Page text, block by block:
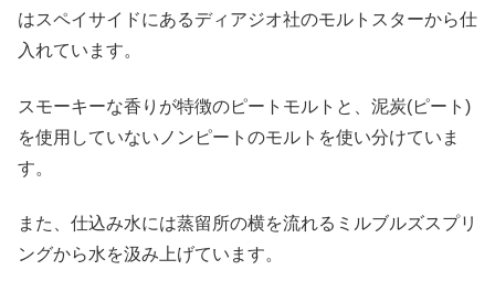
はスペイサイドにあるディアジオ社のモルトスターから仕
入れています。
スモーキーな香りが特徴のピートモルトと、泥炭(ピート)
を使用していないノンピートのモルトを使い分けていま
す。
また、仕込み水には蒸留所の横を流れるミルブルズスプリ
ングから水を汲み上げています。